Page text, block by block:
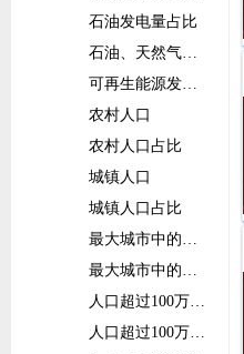
石油发电量占比
石油、天然气和煤炭能源的发电量占比
可再生能源发电量（不包括水电）占比
农村人口
农村人口占比
城镇人口
城镇人口占比
最大城市中的人口
最大城市中的人口占比
人口超过100万的城市群中的人口
人口超过100万的城市群中的人口占比